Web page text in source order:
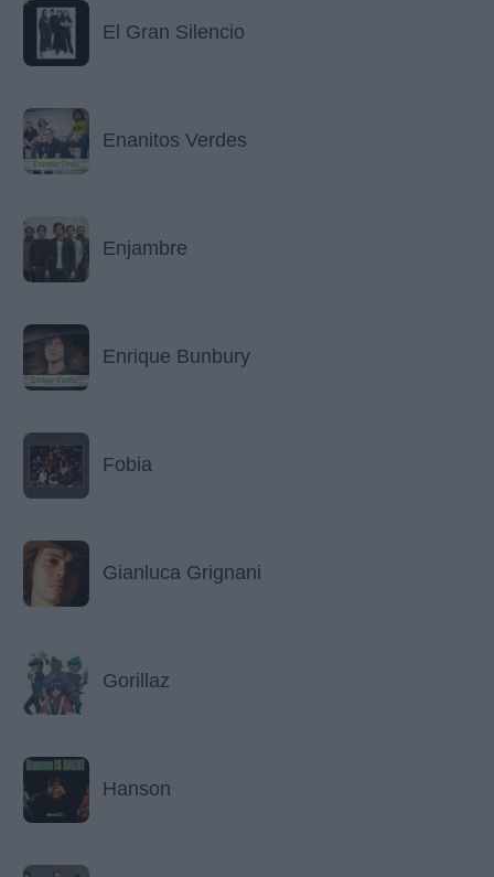
El Gran Silencio
Enanitos Verdes
Enjambre
Enrique Bunbury
Fobia
Gianluca Grignani
Gorillaz
Hanson